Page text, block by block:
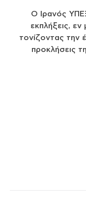
Ο Ιρανός
εκπλήξεις,
τονίζοντας την
προκλήσεις